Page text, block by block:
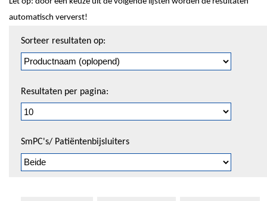
automatisch ververst!
pagineren
Sorteer resultaten op:
Resultaten per pagina:
SmPC's/ Patiëntenbijsluiters